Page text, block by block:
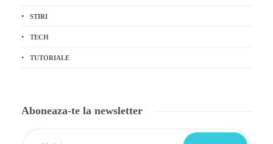
STIRI
TECH
TUTORIALE
Aboneaza-te la newsletter